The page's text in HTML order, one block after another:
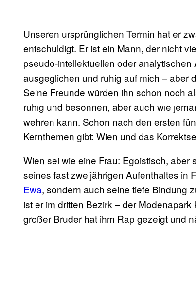
Unseren ursprünglichen Termin hat er
entschuldigt. Er ist ein Mann, der nicht
pseudo-intellektuellen oder
ausgeglichen und ruhig auf mich – aber
Seine Freunde würden ihn schon noch
ruhig und besonnen, aber auch wie
wehren kann. Schon nach den ersten
Kernthemen gibt: Wien und das
Wien sei wie eine Frau: Egoistisch,
seines fast zweijährigen Aufenthaltes in
Ewa, sondern auch seine tiefe Bindung
ist er im dritten Bezirk – der
großer Bruder hat ihm Rap gezeigt und